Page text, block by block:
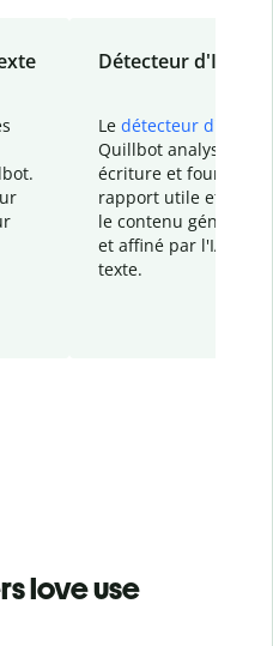
Détecteur d'IA
Le détecteur d'IA
Quillbot analyse votre
écriture et fournit un
rapport utile et
le contenu généré
et affiné par l'IA
texte.
love use